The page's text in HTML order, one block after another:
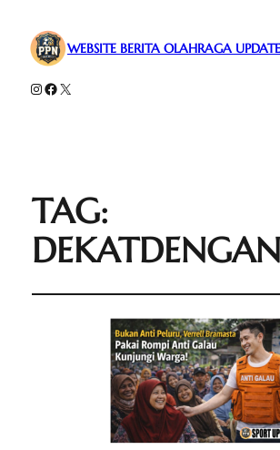
WEBSITE BERITA OLAHRAGA
Instagram
Facebook
X
TAG: